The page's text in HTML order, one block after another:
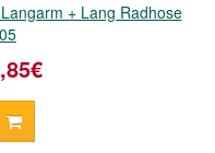
+ Lang Radhose